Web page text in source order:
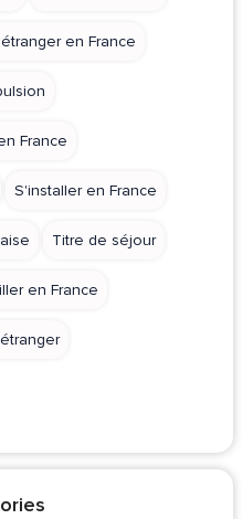
en France
France
S'installer en France
Titre de séjour
en France